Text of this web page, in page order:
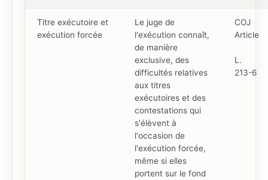
Titre exécutoire et
exécution forcée
Le juge de
l'exécution connaît,
de manière
exclusive, des
difficultés relatives
aux titres
exécutoires et des
contestations qui
s'élèvent à
l'occasion de
l'exécution forcée,
même si elles
portent sur le fond
COJ
Article
L.
213-6